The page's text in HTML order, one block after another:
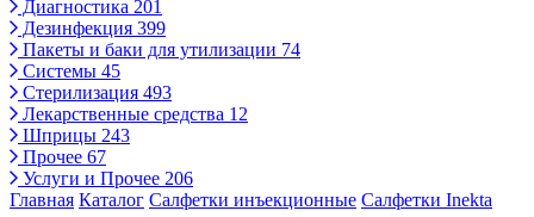
Диагностика 201
Дезинфекция 399
Пакеты и баки для утилизации 74
Системы 45
Стерилизация 493
Лекарственные средства 12
Шприцы 243
Прочее 67
Услуги и Прочее 206
Главная Каталог Салфетки инъекционные Салфетки Inekta